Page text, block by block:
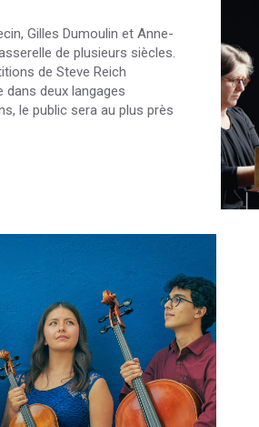
Gilles Dumoulin et Anne-
de plusieurs siècles.
de Steve Reich
deux langages
le public sera au plus près